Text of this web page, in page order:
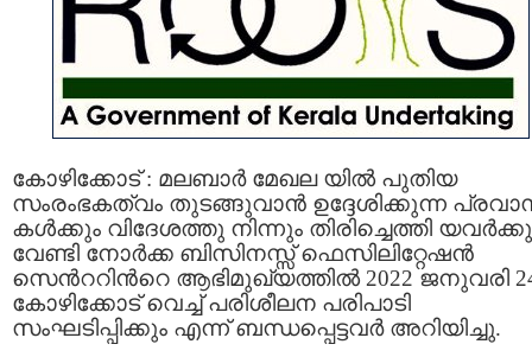
കോഴിക്കോട് : മലബാർ മേഖല യിൽ പുതിയ
സംരംഭകത്വം തുടങ്ങുവാന്‍ ഉദ്ദേശിക്കുന്ന
കൾക്കും വിദേശത്തു നിന്നും തിരിച്ചെത്തി
വേണ്ടി നോർക്ക ബിസിനസ്സ് ഫെസിലിറ്റേഷൻ
സെന്‍ററിന്‍റെ ആഭിമുഖ്യത്തിൽ 2022 ജനുവരി
കോഴിക്കോട് വെച്ച് പരിശീലന പരിപാടി
സംഘടിപ്പിക്കും എന്ന് ബന്ധപ്പെട്ടവര്‍ അറിയിച്ചു.